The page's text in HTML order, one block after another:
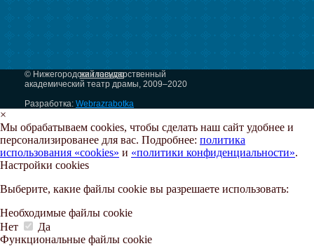
на главную
© Нижегородский государственный
академический театр драмы, 2009–2020
Разработка: Webrazrabotka
×
Мы обрабатываем cookies, чтобы сделать наш сайт удобнее и
персонализированее для вас. Подробнее: политика
использования «cookies» и «политики конфиденциальности».
Настройки cookies
Выберите, какие файлы cookie вы разрешаете использовать:
Необходимые файлы cookie
Нет
Да
Функциональные файлы cookie